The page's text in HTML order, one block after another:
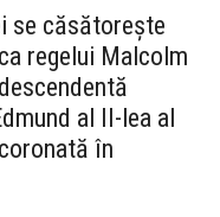
se căsătorește
regelui Malcolm
al II-lea al
în